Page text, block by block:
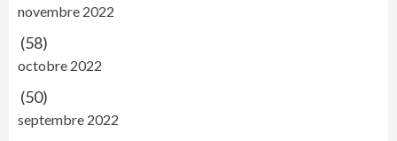
novembre 2022
(58)
octobre 2022
(50)
septembre 2022